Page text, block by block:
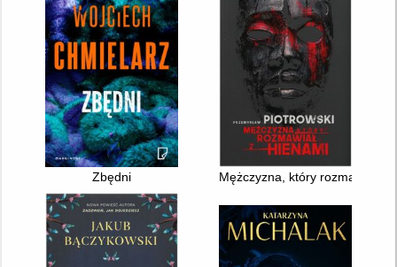
Zbędni Mężczyzna, który rozmawiał z